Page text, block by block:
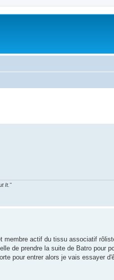
It."
actif du tissu associatif
de prendre la suite de Batro pour
pour entrer alors je vais essayer